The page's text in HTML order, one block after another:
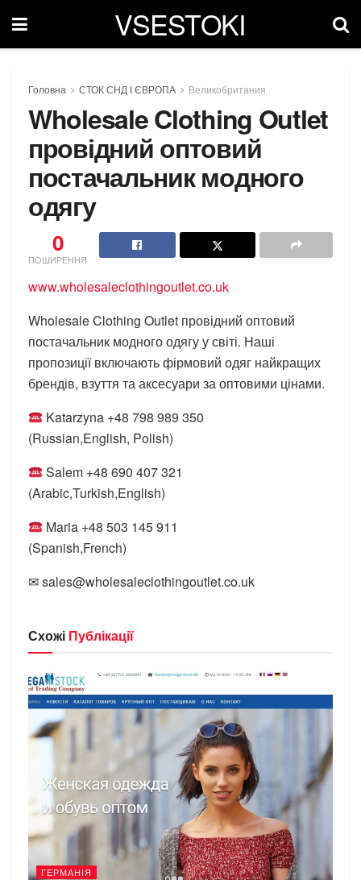
VSESTOKI
Головна СТОК СНД І ЄВРОПА Великобритания
Wholesale Clothing Outlet
провідний оптовий
постачальник модного
одягу
0
ПОШИРЕННЯ
www.wholesaleclothingoutlet.co.uk
Wholesale Clothing Outlet провідний оптовий
постачальник модного одягу у світі. Наші
пропозиції включають фірмовий одяг найкращих
брендів, взуття та аксесуари за оптовими цінами.
Katarzyna +48 798 989 350
(Russian,English, Polish)
Salem +48 690 407 321
(Arabic,Turkish,English)
Maria +48 503 145 911
(Spanish,French)
✉ sales@wholesaleclothingoutlet.co.uk
Схожі Публікації
ГЕРМАНІЯ